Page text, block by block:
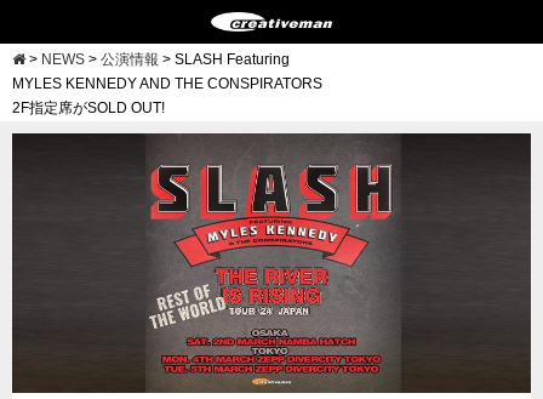
> NEWS > 公演情報 > SLASH Featuring
MYLES KENNEDY AND THE CONSPIRATORS
2F指定席がSOLD OUT!